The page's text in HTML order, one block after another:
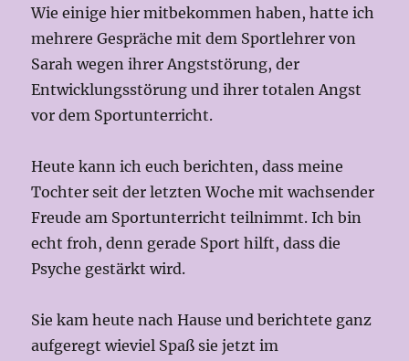
Wie einige hier mitbekommen haben, hatte ich
mehrere Gespräche mit dem Sportlehrer von
Sarah wegen ihrer Angststörung, der
Entwicklungsstörung und ihrer totalen Angst
vor dem Sportunterricht.
Heute kann ich euch berichten, dass meine
Tochter seit der letzten Woche mit wachsender
Freude am Sportunterricht teilnimmt. Ich bin
echt froh, denn gerade Sport hilft, dass die
Psyche gestärkt wird.
Sie kam heute nach Hause und berichtete ganz
aufgeregt wieviel Spaß sie jetzt im